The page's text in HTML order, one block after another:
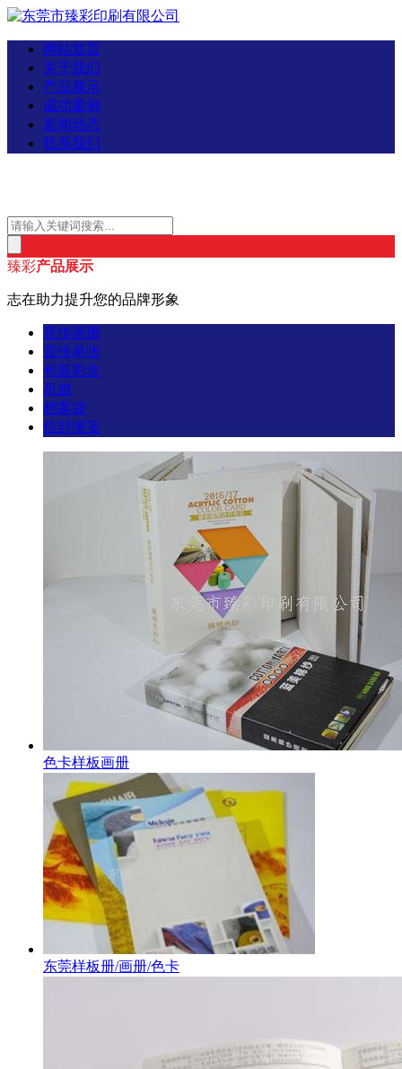
网站首页
关于我们
产品展示
成功案例
新闻动态
联系我们
臻彩产品展示
志在助力提升您的品牌形象
宣传画册
宣传单张
包装彩盒
吊旗
档案袋
信封便笺
色卡样板画册
东莞样板册/画册/色卡